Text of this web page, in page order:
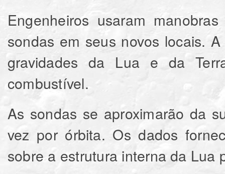
Engenheiros usaram
sondas em seus novos locais.
gravidades da Lua e da
combustível.
As sondas se aproximarão da
vez por órbita. Os dados
sobre a estrutura interna da Lua